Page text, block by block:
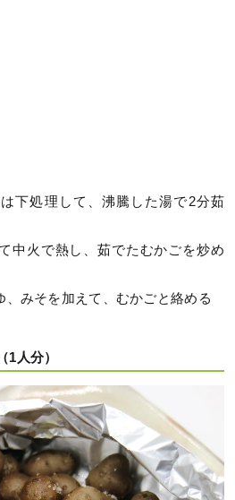
下処理して、沸騰した湯で2分茹
中火で熱し、茹でたむかごを炒め
、みそを加えて、むかごと絡める
1人分）